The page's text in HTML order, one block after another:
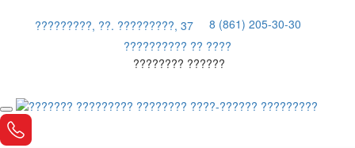
?????????, ??. ?????????, 37
8 (861) 205-30-30
?????????? ?? ????
???????? ??????